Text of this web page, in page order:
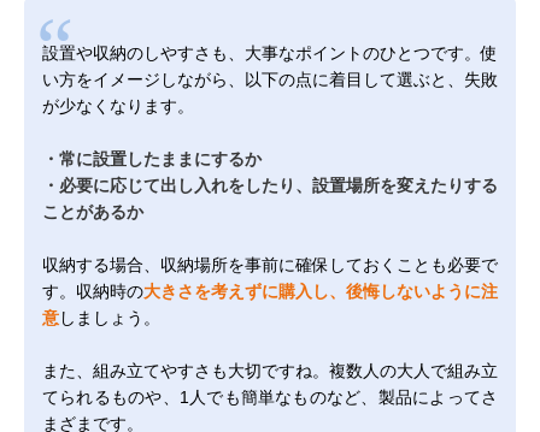
設置や収納のしやすさも、大事なポイントのひとつです。使
い方をイメージしながら、以下の点に着目して選ぶと、失敗
が少なくなります。
・常に設置したままにするか
・必要に応じて出し入れをしたり、設置場所を変えたりする
ことがあるか
収納する場合、収納場所を事前に確保しておくことも必要で
す。収納時の大きさを考えずに購入し、後悔しないように注
意しましょう。
また、組み立てやすさも大切ですね。複数人の大人で組み立
てられるものや、1人でも簡単なものなど、製品によってさ
まざまです。